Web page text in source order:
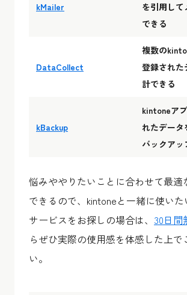
kMailer
を引用して
できる
DataCollect
複数の
登録された
計できる
kBackup
kintoneア
れたデータ
バックアッ
悩みややりたいことに合わせて最適
できるので、kintoneと一緒に使いた
サービスをお探しの場合は、 30日間
らぜひ実際の使用感を体感した上で
い。